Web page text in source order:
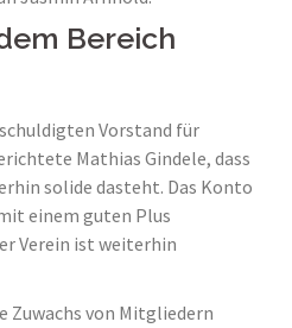
Bereich
Vorstand für
Mathias Gindele, dass
solide dasteht. Das Konto
einem guten Plus
Verein ist weiterhin
Zuwachs von Mitgliedern